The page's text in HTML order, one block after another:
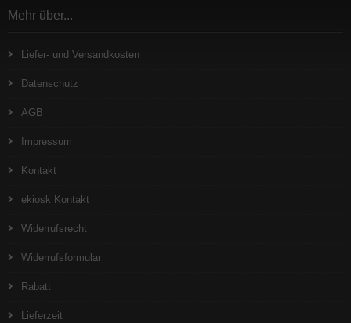
Mehr über...
Liefer- und Versandkosten
Datenschutz
AGB
Impressum
Kontakt
ekiosk Kontakt
Widerrufsrecht
Widerrufsformular
Rabatt
Lieferzeit